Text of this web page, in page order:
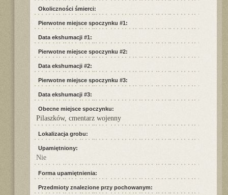
Okoliczności śmierci:
Pierwotne miejsce spoczynku #1:
Data ekshumacji #1:
Pierwotne miejsce spoczynku #2:
Data ekshumacji #2:
Pierwotne miejsce spoczynku #3:
Data ekshumacji #3:
Obecne miejsce spoczynku:
Pilaszków, cmentarz wojenny
Lokalizacja grobu:
Upamiętniony:
Nie
Forma upamiętnienia:
Przedmioty znalezione przy pochowanym: